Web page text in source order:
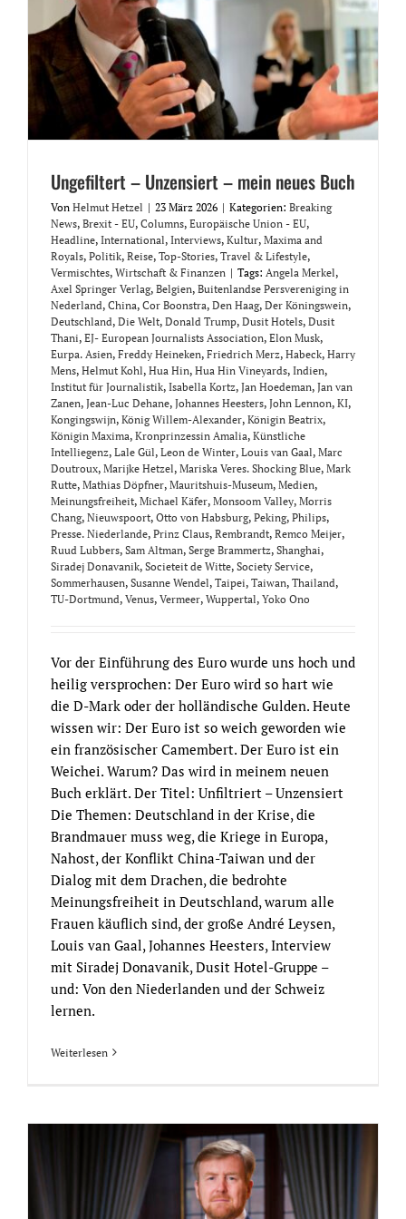
Ungefiltert – Unzensiert – mein neues Buch
Von Helmut Hetzel | 23 März 2026 | Kategorien: Breaking
News, Brexit - EU, Columns, Europäische Union - EU,
Headline, International, Interviews, Kultur, Maxima and
Royals, Politik, Reise, Top-Stories, Travel & Lifestyle,
Vermischtes, Wirtschaft & Finanzen | Tags: Angela Merkel,
Axel Springer Verlag, Belgien, Buitenlandse Persvereniging in
Nederland, China, Cor Boonstra, Den Haag, Der Köningswein,
Deutschland, Die Welt, Donald Trump, Dusit Hotels, Dusit
Thani, EJ- European Journalists Association, Elon Musk,
Eurpa. Asien, Freddy Heineken, Friedrich Merz, Habeck, Harry
Mens, Helmut Kohl, Hua Hin, Hua Hin Vineyards, Indien,
Institut für Journalistik, Isabella Kortz, Jan Hoedeman, Jan van
Zanen, Jean-Luc Dehane, Johannes Heesters, John Lennon, KI,
Kongingswijn, König Willem-Alexander, Königin Beatrix,
Königin Maxima, Kronprinzessin Amalia, Künstliche
Intelliegenz, Lale Gül, Leon de Winter, Louis van Gaal, Marc
Doutroux, Marijke Hetzel, Mariska Veres. Shocking Blue, Mark
Rutte, Mathias Döpfner, Mauritshuis-Museum, Medien,
Meinungsfreiheit, Michael Käfer, Monsoom Valley, Morris
Chang, Nieuwspoort, Otto von Habsburg, Peking, Philips,
Presse. Niederlande, Prinz Claus, Rembrandt, Remco Meijer,
Ruud Lubbers, Sam Altman, Serge Brammertz, Shanghai,
Siradej Donavanik, Societeit de Witte, Society Service,
Sommerhausen, Susanne Wendel, Taipei, Taiwan, Thailand,
TU-Dortmund, Venus, Vermeer, Wuppertal, Yoko Ono
Vor der Einführung des Euro wurde uns hoch und
heilig versprochen: Der Euro wird so hart wie
die D-Mark oder der holländische Gulden. Heute
wissen wir: Der Euro ist so weich geworden wie
ein französischer Camembert. Der Euro ist ein
Weichei. Warum? Das wird in meinem neuen
Buch erklärt. Der Titel: Unfiltriert – Unzensiert
Die Themen: Deutschland in der Krise, die
Brandmauer muss weg, die Kriege in Europa,
Nahost, der Konflikt China-Taiwan und der
Dialog mit dem Drachen, die bedrohte
Meinungsfreiheit in Deutschland, warum alle
Frauen käuflich sind, der große André Leysen,
Louis van Gaal, Johannes Heesters, Interview
mit Siradej Donavanik, Dusit Hotel-Gruppe –
und: Von den Niederlanden und der Schweiz
lernen.
Weiterlesen